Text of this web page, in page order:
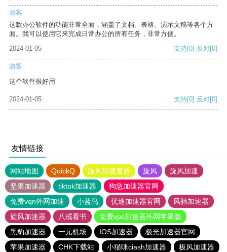
游客
这款办公软件的功能非常全面，涵盖了文档、表格、演示文稿等各个方
面。我可以使用它来完成日常办公的所有任务，非常方便。
2024-01-05
支持[0] 反对[0]
游客
这个软件很好用
2024-01-05 支持[0] 反对[0]
友情链接
网站地图 QuickQ 旋风加速度器 旋风
旋风加速
坚果加速器
tiktok加速器
狗急加速器官网
免费vqn外网加速
小蓝鸟 优途加速器官网
风驰加速器
旋风加速器
八戒看书
免费vps加速器外网苹果版
黑豹加速器
一元机场 IOS加速器
极光加速器官网
苹果加速器
CHK下载站 小猫咪ciash加速器
极风加速器